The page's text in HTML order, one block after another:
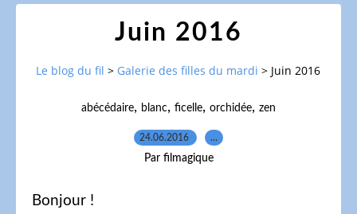
Juin 2016
Le blog du fil > Galerie des filles du mardi > Juin 2016
abécédaire, blanc, ficelle, orchidée, zen
24.06.2016 …
Par filmagique
Bonjour !